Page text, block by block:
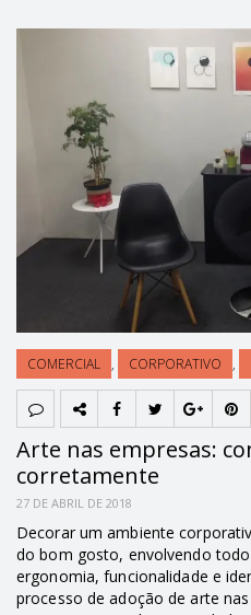
COMERCIAL , CORPORATIVO ,
Arte nas empresas:
corretamente
27 DE ABRIL DE 2018
Decorar um ambiente
do bom gosto, envolvendo
ergonomia, funcionalidade e
processo de adoção de arte